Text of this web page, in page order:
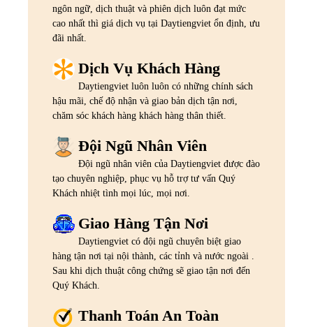
ngôn ngữ, dịch thuật và phiên dịch luôn đạt mức
cao nhất thì giá dịch vụ tại Daytiengviet ổn định, ưu
đãi nhất.
Dịch Vụ Khách Hàng
Daytiengviet luôn luôn có những chính sách
hậu mãi, chế độ nhận và giao bản dịch tận nơi,
chăm sóc khách hàng khách hàng thân thiết.
Đội Ngũ Nhân Viên
Đội ngũ nhân viên của Daytiengviet được đào
tạo chuyên nghiệp, phục vụ hỗ trợ tư vấn Quý
Khách nhiệt tình mọi lúc, mọi nơi.
Giao Hàng Tận Nơi
Daytiengviet có đội ngũ chuyên biệt giao
hàng tận nơi tại nội thành, các tỉnh và nước ngoài .
Sau khi dịch thuật công chứng sẽ giao tận nơi đến
Quý Khách.
Thanh Toán An Toàn